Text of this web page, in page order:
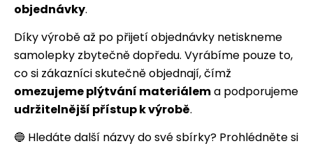
objednávky.
Díky výrobě až po přijetí objednávky netiskneme
samolepky zbytečně dopředu. Vyrábíme pouze to,
co si zákazníci skutečně objednají, čímž
omezujeme plýtvání materiálema podporujeme
udržitelnější přístup k výrobě.
🔵 Hledáte další názvy do své sbírky? Prohlédněte si